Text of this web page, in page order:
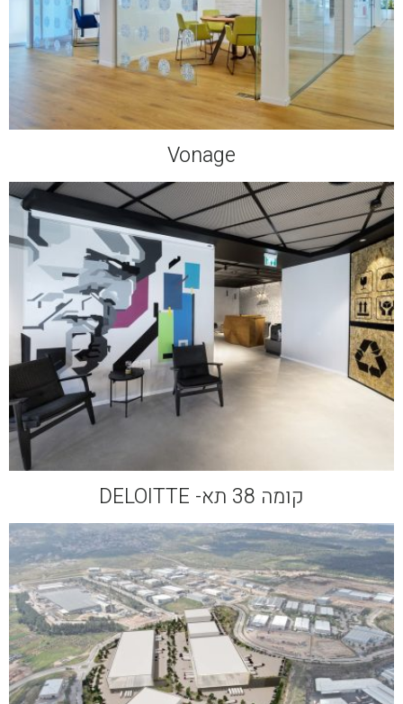
Vonage
קומה 38 תא- DELOITTE